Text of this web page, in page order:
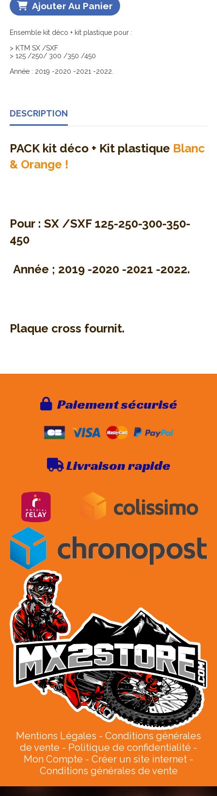
Ajouter Au Panier
Ensemble kit déco + kit plastique pour :
> KTM SX /SXF
> 125 /250/ 300 /350 /450
Année : 2019 -2020 -2021 -2022.
DESCRIPTION
PACK kit déco + Kit plastique Blanc
& Orange !
Pour : SX /SXF 125-250-300-350-
450
Année ; 2019 -2020 -2021 -2022.
Plaque cross fournit.
Paiement sécurisé
Livraison rapide
Mentions Légales
Conditions générales
de vente
Politique de confidentialité
Mon Compte
Créer un site internet
Conditions générales de vente